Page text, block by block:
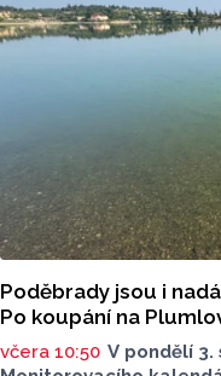
Poděbrady jsou i
Po koupání na
včera 10:50 V pondělí